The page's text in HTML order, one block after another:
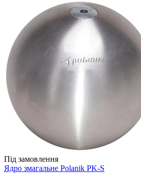
Під замовлення
Ядро змагальне Polanik PK-S